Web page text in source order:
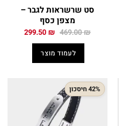
סט שרשראות לגבר –
מצפן כסף
469.00₪ המחיר
469.00 ₪.
299.50 ₪ המחיר
לעמוד מוצר
42% חיסכון